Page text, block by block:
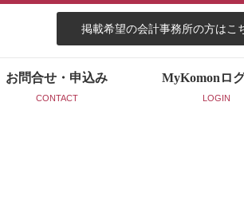
掲載希望の会計事務所の方はこ
お問合せ・申込み
CONTACT
MyKomon ロ
LOGIN